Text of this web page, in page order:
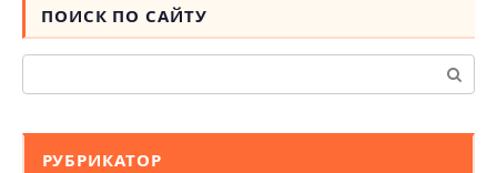
ПОИСК ПО САЙТУ
Поиск:
РУБРИКАТОР